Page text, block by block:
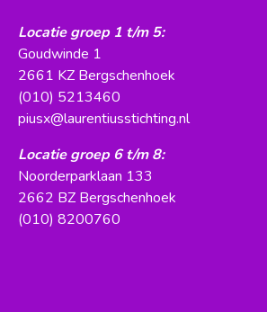
Locatie groep 1 t/m 5:
Goudwinde 1
2661 KZ Bergschenhoek
(010) 5213460
piusx@laurentiusstichting.nl
Locatie groep 6 t/m 8:
Noorderparklaan 133
2662 BZ Bergschenhoek
(010) 8200760